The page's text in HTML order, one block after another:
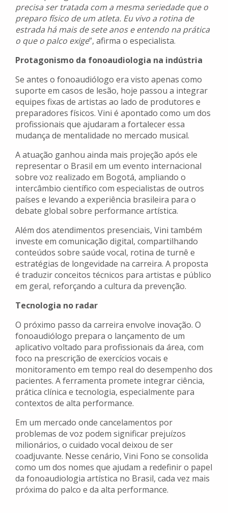
precisa ser tratada com a mesma seriedade que o
preparo físico de um atleta. Eu vivo a rotina de
estrada há mais de sete anos e entendo na prática
o que o palco exige”, afirma o especialista.
Protagonismo da fonoaudiologia na indústria
Se antes o fonoaudiólogo era visto apenas como
suporte em casos de lesão, hoje passou a integrar
equipes fixas de artistas ao lado de produtores e
preparadores físicos. Vini é apontado como um dos
profissionais que ajudaram a fortalecer essa
mudança de mentalidade no mercado musical.
A atuação ganhou ainda mais projeção após ele
representar o Brasil em um evento internacional
sobre voz realizado em Bogotá, ampliando o
intercâmbio científico com especialistas de outros
países e levando a experiência brasileira para o
debate global sobre performance artística.
Além dos atendimentos presenciais, Vini também
investe em comunicação digital, compartilhando
conteúdos sobre saúde vocal, rotina de turnê e
estratégias de longevidade na carreira. A proposta
é traduzir conceitos técnicos para artistas e público
em geral, reforçando a cultura da prevenção.
Tecnologia no radar
O próximo passo da carreira envolve inovação. O
fonoaudiólogo prepara o lançamento de um
aplicativo voltado para profissionais da área, com
foco na prescrição de exercícios vocais e
monitoramento em tempo real do desempenho dos
pacientes. A ferramenta promete integrar ciência,
prática clínica e tecnologia, especialmente para
contextos de alta performance.
Em um mercado onde cancelamentos por
problemas de voz podem significar prejuízos
milionários, o cuidado vocal deixou de ser
coadjuvante. Nesse cenário, Vini Fono se consolida
como um dos nomes que ajudam a redefinir o papel
da fonoaudiologia artística no Brasil, cada vez mais
próxima do palco e da alta performance.